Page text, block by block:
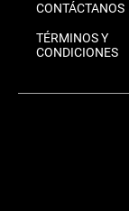
CONTÁCTANOS
TÉRMINOS Y
CONDICIONES